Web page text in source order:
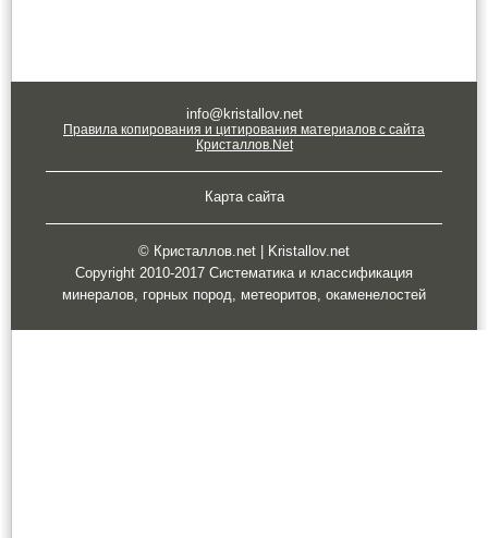
info@kristallov.net
Правила копирования и цитирования материалов с сайта
Кристаллов.Net
Карта сайта
© Кристаллов.net | Kristallov.net
Copyright 2010-2017 Систематика и классификация
минералов, горных пород, метеоритов, окаменелостей